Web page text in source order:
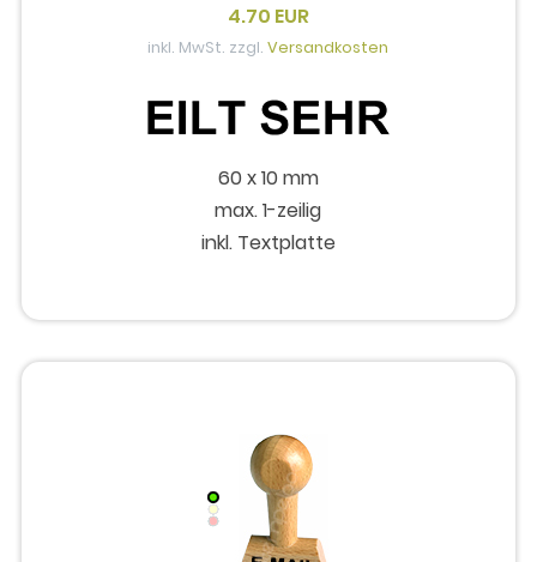
4.70 EUR
inkl. MwSt. zzgl.Versandkosten
60 x 10 mm
max. 1-zeilig
inkl. Textplatte